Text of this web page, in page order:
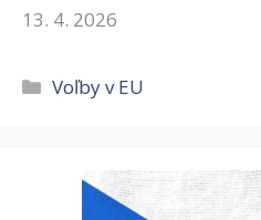
13. 4. 2026
Kategórie
Voľby v EU